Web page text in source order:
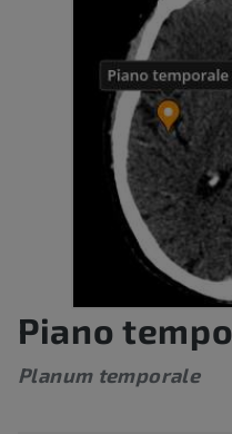
Piano
Planum temporale